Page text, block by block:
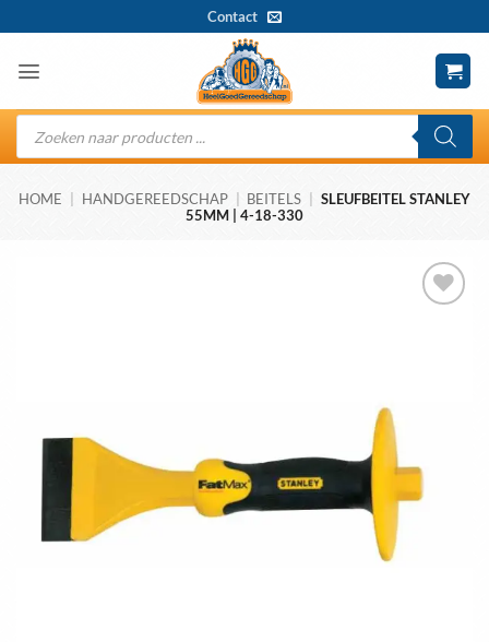
naar
inhoud
Contact
Producten
zoeken
HOME HANDGEREEDSCHAP BEITELS
SLEUFBEITEL STANLEY
55MM | 4-18-330